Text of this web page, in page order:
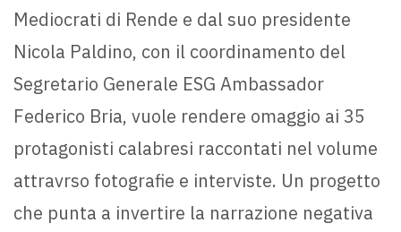
Mediocrati di Rende e dal suo presidente
Nicola Paldino, con il coordinamento del
Segretario Generale ESG Ambassador
Federico Bria, vuole rendere omaggio ai 35
protagonisti calabresi raccontati nel volume
attravrso fotografie e interviste. Un progetto
che punta a invertire la narrazione negativa